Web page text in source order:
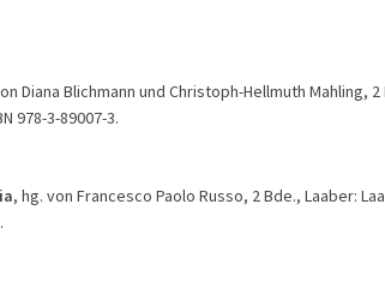
Diana Blichmann und Christoph-Hellmuth Mahling, 2
978-3-89007-3.
, hg. von Francesco Paolo Russo, 2 Bde., Laaber: